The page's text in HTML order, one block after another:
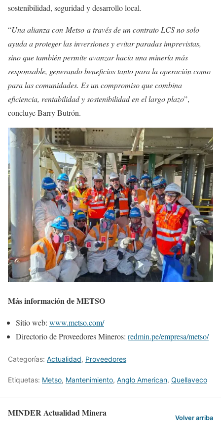
sostenibilidad, seguridad y desarrollo local.
“Una alianza con Metso a través de un contrato LCS no solo
ayuda a proteger las inversiones y evitar paradas imprevistas,
sino que también permite avanzar hacia una minería más
responsable, generando beneficios tanto para la operación como
para las comunidades. Es un compromiso que combina
eficiencia, rentabilidad y sostenibilidad en el largo plazo”,
concluye Barry Butrón.
Más información de METSO
Sitio web: www.metso.com/
Directorio de Proveedores Mineros: redmin.pe/empresa/metso/
Categorías: Actualidad, Proveedores
Etiquetas: Metso, Mantenimiento, Anglo American, Quellaveco
MINDER Actualidad Minera Volver arriba